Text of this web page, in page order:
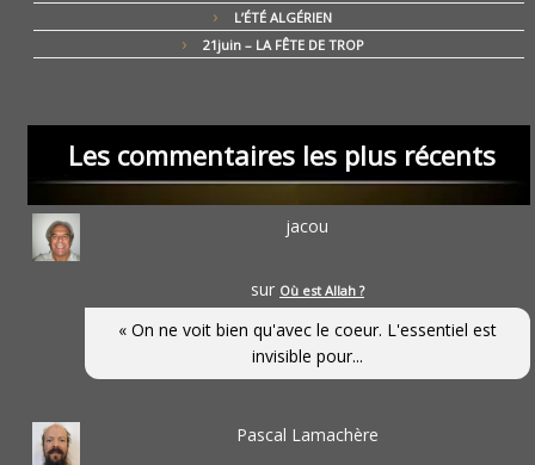
L’ÉTÉ ALGÉRIEN
21juin – LA FÊTE DE TROP
Les commentaires les plus récents
jacou
sur Où est Allah ?
« On ne voit bien qu'avec le coeur. L'essentiel est
invisible pour...
Pascal Lamachère